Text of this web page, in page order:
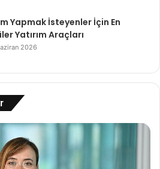
Yapmak İsteyenler İçin En
Yatırım Araçları
2026